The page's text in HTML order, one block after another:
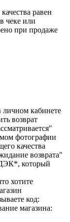
равен
чеке или
при продаже
личном кабинете
возврат
фотографии
качества
возврата"
который
хотите
код:
магазина: